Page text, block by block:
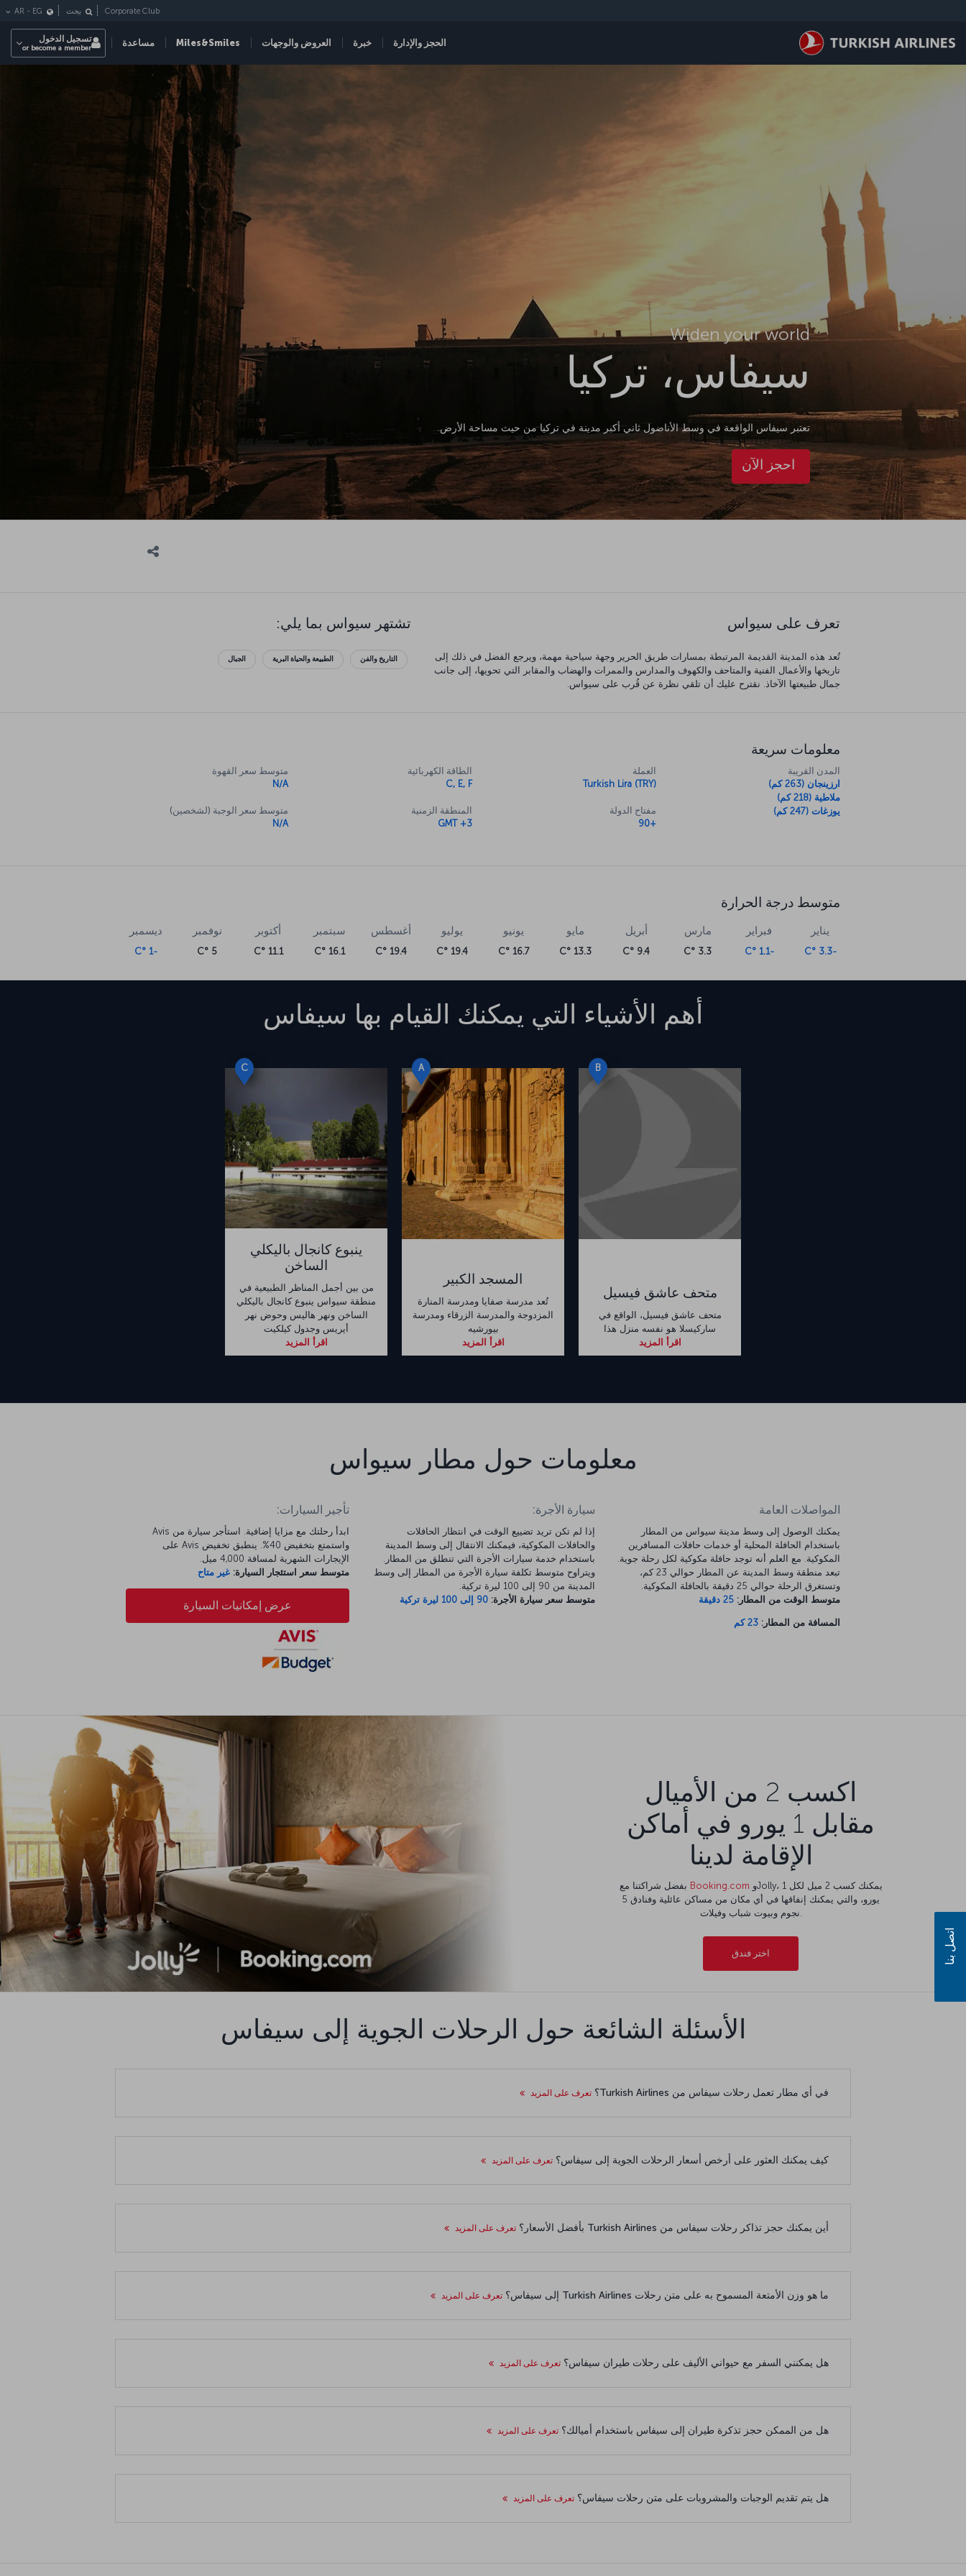
الحجز والإدارة خبرة العروض والوجهات Miles&Smiles مساعدة
Corporate Club بحث AR - EG
تسجيل الدخول
or become a member
Widen your world
سيفاس، تركيا
تعتبر سيفاس الواقعة في وسط الأناضول ثاني أكبر مدينة في تركيا من حيث مساحة الأرض.
احجز الآن
تعرف على سيواس
تُعد هذه المدينة القديمة المرتبطة بمسارات طريق الحرير وجهة سياحية مهمة، ويرجع الفضل في ذلك إلى
تاريخها والأعمال الفنية والمتاحف والكهوف والمدارس والممرات والهضاب والمقابر التي تحويها، إلى جانب
جمال طبيعتها الآخاذ. نقترح عليك أن تلقي نظرة عن قُرب على سيواس.
تشتهر سيواس بما يلي:
التاريخ والفن الطبيعة والحياة البرية الجبال
معلومات سريعة
المدن القريبة
ارزينجان (263 كم)
ملاطية (218 كم)
يوزغات (247 كم)
العملة
Turkish Lira (TRY)
مفتاح الدولة
+90
الطاقة الكهربائية
C, E, F
المنطقة الزمنية
GMT +3
متوسط سعر القهوة
N/A
متوسط سعر الوجبة (لشخصين)
N/A
متوسط درجة الحرارة
يناير
-3.3 °C
فبراير
-1.1 °C
مارس
3.3 °C
أبريل
9.4 °C
مايو
13.3 °C
يونيو
16.7 °C
يوليو
19.4 °C
أغسطس
19.4 °C
سبتمبر
16.1 °C
أكتوبر
11.1 °C
نوفمبر
5 °C
ديسمبر
-1 °C
أهم الأشياء التي يمكنك القيام بها سيفاس
B
متحف عاشق فيسيل
متحف عاشق فيسيل، الواقع في
ساركيسلا هو نفسه منزل هذا
اقرأ المزيد
A
المسجد الكبير
تُعد مدرسة صفايا ومدرسة المنارة
المزدوجة والمدرسة الزرقاء ومدرسة
بيورشيه
اقرأ المزيد
C
ينبوع كانجال باليكلي
الساخن
من بين أجمل المناظر الطبيعية في
منطقة سيواس ينبوع كانجال باليكلي
الساخن ونهر هاليس وحوض نهر
أيريس وجدول كيلكيت
اقرأ المزيد
معلومات حول مطار سيواس
المواصلات العامة
يمكنك الوصول إلى وسط مدينة سيواس من المطار
باستخدام الحافلة المحلية أو خدمات حافلات المسافرين
المكوكية. مع العلم أنه توجد حافلة مكوكية لكل رحلة جوية.
تبعد منطقة وسط المدينة عن المطار حوالي 23 كم،
وتستغرق الرحلة حوالي 25 دقيقة بالحافلة المكوكية.
متوسط الوقت من المطار: 25 دقيقة
المسافة من المطار: 23 كم
سيارة الأجرة:
إذا لم تكن تريد تضييع الوقت في انتظار الحافلات
والحافلات المكوكية، فيمكنك الانتقال إلى وسط المدينة
باستخدام خدمة سيارات الأجرة التي تنطلق من المطار.
ويتراوح متوسط تكلفة سيارة الأجرة من المطار إلى وسط
المدينة من 90 إلى 100 ليرة تركية.
متوسط سعر سيارة الأجرة: 90 إلى 100 ليرة تركية
تأجير السيارات:
ابدأ رحلتك مع مزايا إضافية. استأجر سيارة من Avis
واستمتع بتخفيض 40%. ينطبق تخفيض Avis على
الإيجارات الشهرية لمسافة 4,000 ميل.
متوسط سعر استئجار السيارة: غير متاح
عرض إمكانيات السيارة
اكسب 2 من الأميال
مقابل 1 يورو في أماكن
الإقامة لدينا
Booking.com
يورو، والتي يمكنك إنفاقها في أي مكان من مساكن عائلية وفنادق 5
نجوم وبيوت شباب وفيلات.
اختر فندق
الأسئلة الشائعة حول الرحلات الجوية إلى سيفاس
في أي مطار تعمل رحلات سيفاس من Turkish Airlines؟ تعرف على المزيد
كيف يمكنك العثور على أرخص أسعار الرحلات الجوية إلى سيفاس؟ تعرف على المزيد
أين يمكنك حجز تذاكر رحلات سيفاس من Turkish Airlines بأفضل الأسعار؟ تعرف على المزيد
ما هو وزن الأمتعة المسموح به على متن رحلات Turkish Airlines إلى سيفاس؟ تعرف على المزيد
هل يمكنني السفر مع حيواني الأليف على رحلات طيران سيفاس؟ تعرف على المزيد
هل من الممكن حجز تذكرة طيران إلى سيفاس باستخدام أميالك؟ تعرف على المزيد
هل يتم تقديم الوجبات والمشروبات على متن رحلات سيفاس؟ تعرف على المزيد
اتصل بنا